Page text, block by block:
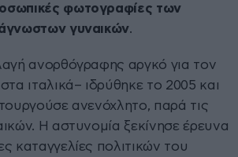
φωτογραφίες των
γυναικών.
ανορθόγραφης αργκό για τον
ιταλικά– ιδρύθηκε το 2005 και
ανενόχλητο, παρά τις
Η αστυνομία ξεκίνησε έρευνα
καταγγελίες πολιτικών του